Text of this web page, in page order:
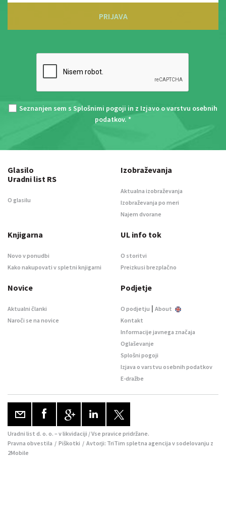
PRIJAVA
Seznanjen sem s Splošnimi pogoji in z Izjavo o varstvu osebnih
podatkov. *
Glasilo
Uradni list RS
O glasilu
Izobraževanja
Aktualna izobraževanja
Izobraževanja po meri
Najem dvorane
Knjigarna
Novo v ponudbi
Kako nakupovati v spletni knjigarni
UL info tok
O storitvi
Preizkusi brezplačno
Novice
Aktualni članki
Naroči se na novice
Podjetje
O podjetju | About
Kontakt
Informacije javnega značaja
Oglaševanje
Splošni pogoji
Izjava o varstvu osebnih podatkov
E-dražbe
Uradni list d. o. o. – v likvidaciji / Vse pravice pridržane.
Pravna obvestila / Piškotki / Avtorji: TriTim spletna agencija v sodelovanju z
2Mobile